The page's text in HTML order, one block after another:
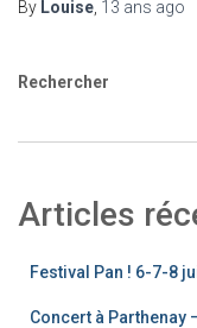
By Louise 13 ans ago
Rechercher
Articles
Festival Pan ! 6-7-8
Concert à Parthenay